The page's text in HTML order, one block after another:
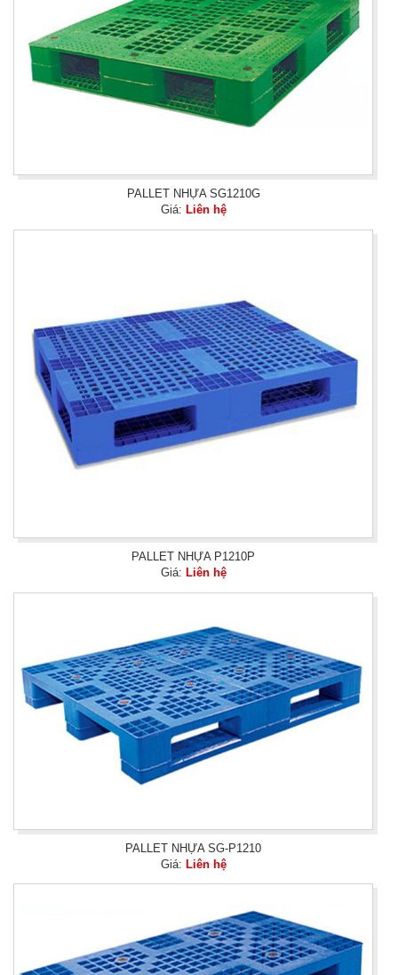
PALLET NHỰA SG1210G
Giá: Liên hệ
PALLET NHỰA P1210P
Giá: Liên hệ
PALLET NHỰA SG-P1210
Giá: Liên hệ